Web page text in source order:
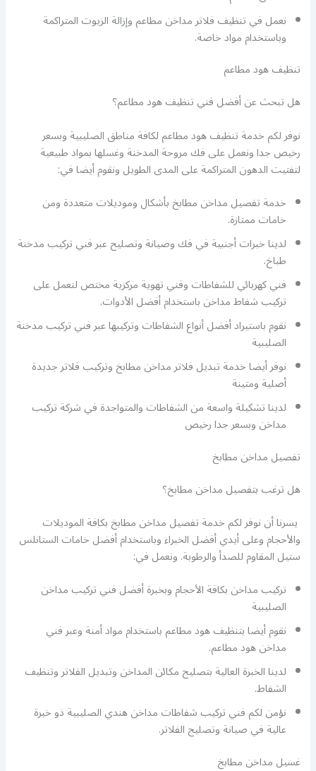
نعمل في تنظيف فلاتر مداخن مطاعم وإزالة الزيوت المتراكمة
وباستخدام مواد خاصة.
تنظيف هود مطاعم
هل تبحث عن أفضل فني تنظيف هود مطاعم؟
نوفر لكم خدمة تنظيف هود مطاعم لكافة مناطق الصليبية وبسعر
رخيص جدا ونعمل على فك مروحة المدخنة وغسلها بمواد طبيعية
لتفتيت الدهون المتراكمة على المدى الطويل ونقوم أيضا في:
خدمة تفصيل مداخن مطابخ بأشكال وموديلات متعددة ومن
خامات ممتازة.
لدينا خبرات أجنبية في فك وصيانة وتصليح عبر فني تركيب مدخنة
طباخ.
فني كهربائي للشفاطات وفني تهوية مركزية مختص لنعمل على
تركيب شفاط مداخن باستخدام أفضل الأدوات.
نقوم باستيراد أفضل أنواع الشفاطات وتركيبها عبر فني تركيب مدخنة
الصليبية
نوفر أيضا خدمة تبديل فلاتر مداخن مطابخ وتركيب فلاتر جديدة
أصلية ومتينة
لدينا تشكيلة واسعة من الشفاطات والمتواجدة في شركة تركيب
مداخن وبسعر جدا رخيص
تفصيل مداخن مطابخ
هل ترغب بتفصيل مداخن مطابخ؟
يسرنا أن نوفر لكم خدمة تفصيل مداخن مطابخ بكافة الموديلات
والأحجام وعلى أيدي أفضل الخبراء وباستخدام أفضل خامات الستانلس
ستيل المقاوم للصدأ والرطوبة. ونعمل في:
تركيب مداخن بكافة الأحجام وبخبرة أفضل فني تركيب مداخن
الصليبية
نقوم أيضا بتنظيف هود مطاعم باستخدام مواد أمنة وعبر فني
مداخن هود مطاعم.
لدينا الخبرة العالية بتصليح مكائن المداخن وتبديل الفلاتر وتنظيف
الشفاط.
نؤمن لكم فني تركيب شفاطات مداخن هندي الصليبية ذو خبرة
عالية في صيانة وتصليح الفلاتر.
غسيل مداخن مطابخ